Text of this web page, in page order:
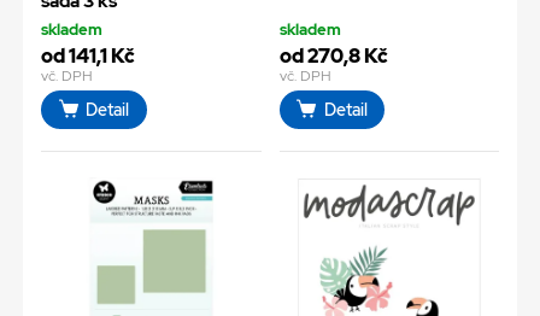
skladem
od 141,1 Kč
vč. DPH
Detail
skladem
od 270,8 Kč
vč. DPH
Detail